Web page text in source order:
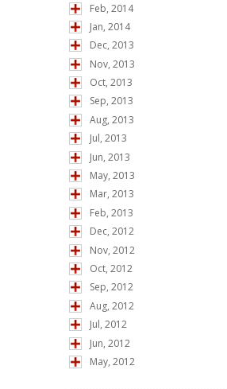
Feb, 2014
Jan, 2014
Dec, 2013
Nov, 2013
Oct, 2013
Sep, 2013
Aug, 2013
Jul, 2013
Jun, 2013
May, 2013
Mar, 2013
Feb, 2013
Dec, 2012
Nov, 2012
Oct, 2012
Sep, 2012
Aug, 2012
Jul, 2012
Jun, 2012
May, 2012